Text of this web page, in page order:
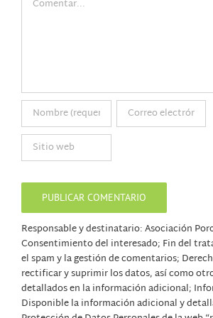
Responsable y destinatario: Asociación
Consentimiento del interesado; Fin del
el spam y la gestión de comentarios;
rectificar y suprimir los datos, así como
detallados en la información adicional;
Disponible la información adicional y